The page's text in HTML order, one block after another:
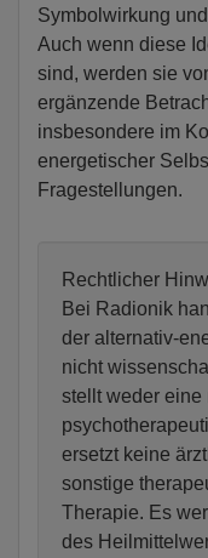
Symbolwirkung
Auch wenn diese
sind, werden sie
ergänzende
insbesondere im
energetischer
Fragestellungen.
Rechtlicher
Bei Radionik
der alternativ-
nicht
stellt weder
ersetzt keine
sonstige
Therapie. Es
des